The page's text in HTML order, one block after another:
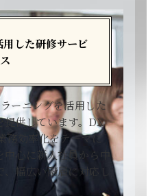
した研修サービ
ス
ーニングを活用した
提供しています。DX
務効率化をテーマに
心に新入社員から中
幅広い階層に対応し